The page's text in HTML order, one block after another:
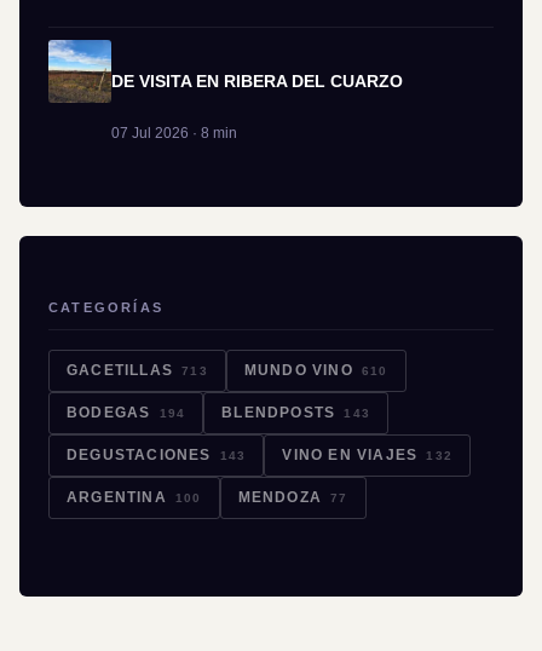
DE VISITA EN RIBERA DEL CUARZO
07 Jul 2026 · 8 min
CATEGORÍAS
GACETILLAS 713 MUNDO VINO 610
BODEGAS 194 BLENDPOSTS 143
DEGUSTACIONES 143 VINO EN VIAJES 132
ARGENTINA 100 MENDOZA 77